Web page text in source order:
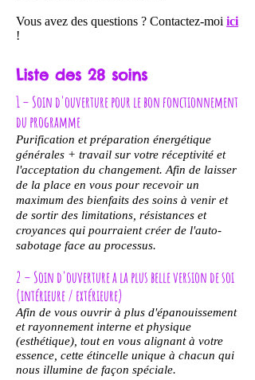
Vous avez des questions ? Contactez-moi ici
!
Liste des 28 soins
1 – Soin d'ouverture pour le bon fonctionnement
du programme
Purification et préparation énergétique
générales + travail sur votre réceptivité et
l'acceptation du changement. Afin de laisser
de la place en vous pour recevoir un
maximum des bienfaits des soins à venir et
de sortir des limitations, résistances et
croyances qui pourraient créer de l'auto-
sabotage face au processus.
2 – Soin d'ouverture a la plus belle version de soi
(intérieure / extérieure)
Afin de vous ouvrir à plus d'épanouissement
et rayonnement interne et physique
(esthétique), tout en vous alignant à votre
essence, cette étincelle unique à chacun qui
nous illumine de façon spéciale.